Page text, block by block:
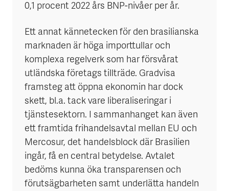
0,1 procent 2022 års BNP-nivåer per år.
Ett annat kännetecken för den brasilianska
marknaden är höga importtullar och
komplexa regelverk som har försvårat
utländska företags tillträde. Gradvisa
framsteg att öppna ekonomin har dock
skett, bl.a. tack vare liberaliseringar i
tjänstesektorn. I sammanhanget kan även
ett framtida frihandelsavtal mellan EU och
Mercosur, det handelsblock där Brasilien
ingår, få en central betydelse. Avtalet
bedöms kunna öka transparensen och
förutsägbarheten samt underlätta handeln